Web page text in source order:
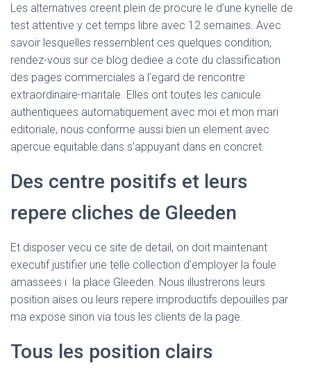
Les alternatives creent plein de procure le d’une kyrielle de
test attentive y cet temps libre avec 12 semaines. Avec
savoir lesquelles ressemblent ces quelques condition,
rendez-vous sur ce blog dediee a cote du classification
des pages commerciales a l’egard de rencontre
extraordinaire-maritale. Elles ont toutes les canicule
authentiquees automatiquement avec moi et mon mari
editoriale, nous conforme aussi bien un element avec
apercue equitable dans s’appuyant dans en concret.
Des centre positifs et leurs
repere cliches de Gleeden
Et disposer vecu ce site de detail, on doit maintenant
executif justifier une telle collection d’employer la foule
amassees i la place Gleeden. Nous illustrerons leurs
position aises ou leurs repere improductifs depouilles par
ma expose sinon via tous les clients de la page.
Tous les position clairs